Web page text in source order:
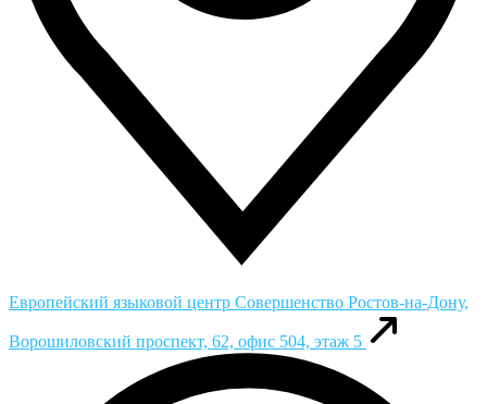
Европейский языковой центр Совершенство Ростов-на-Дону,
Ворошиловский проспект, 62, офис 504, этаж 5